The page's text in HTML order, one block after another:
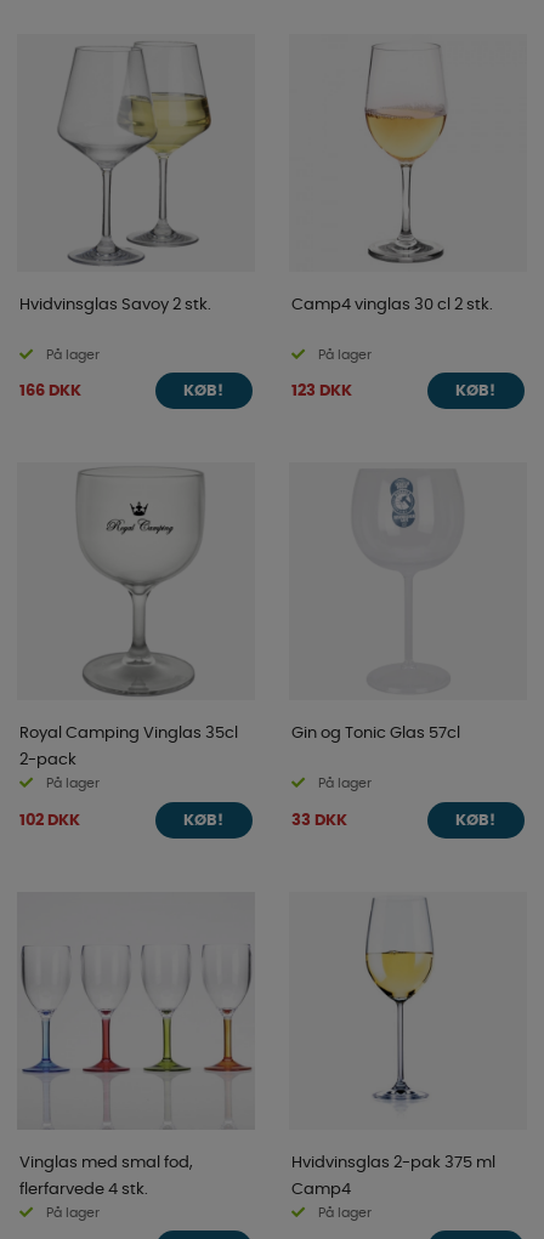
Hvidvinsglas Savoy 2 stk.
På lager
166 DKK KØB!
Camp4 vinglas 30 cl 2 stk.
På lager
123 DKK KØB!
Royal Camping Vinglas 35cl
2-pack
På lager
102 DKK KØB!
Gin og Tonic Glas 57cl
På lager
33 DKK KØB!
Vinglas med smal fod,
flerfarvede 4 stk.
På lager
Hvidvinsglas 2-pak 375 ml
Camp4
På lager